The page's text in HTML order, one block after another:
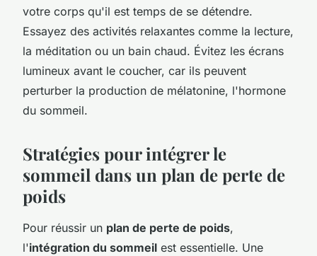
votre corps qu'il est temps de se détendre.
Essayez des activités relaxantes comme la lecture,
la méditation ou un bain chaud. Évitez les écrans
lumineux avant le coucher, car ils peuvent
perturber la production de mélatonine, l'hormone
du sommeil.
Stratégies pour intégrer le
sommeil dans un plan de perte de
poids
Pour réussir un plan de perte de poids,
l'intégration du sommeil est essentielle. Une